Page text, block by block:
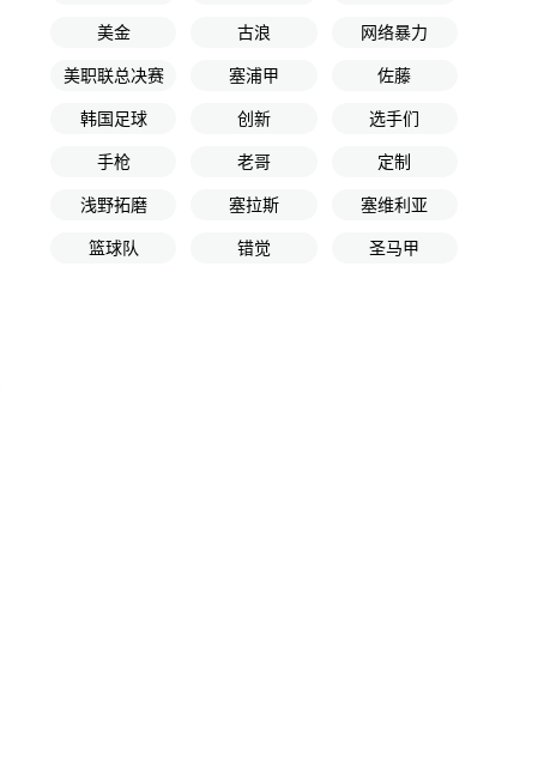
美金 古浪 网络暴力
美职联总决赛 塞浦甲 佐藤
韩国足球 创新 选手们
手枪 老哥 定制
浅野拓磨 塞拉斯 塞维利亚
篮球队 错觉 圣马甲